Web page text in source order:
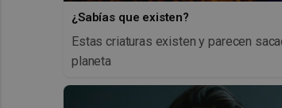
¿Sabías que existen?
Estas criaturas existen y parecen
planeta